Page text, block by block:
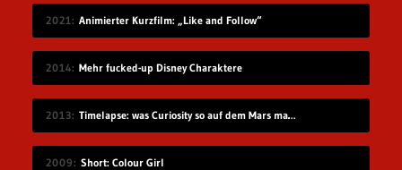
2021 Animierter Kurzfilm: „Like and Follow“
2014 Mehr fucked-up Disney Charaktere
2013 Timelapse: was Curiosity so auf dem Mars macht
2009 Short: Colour Girl